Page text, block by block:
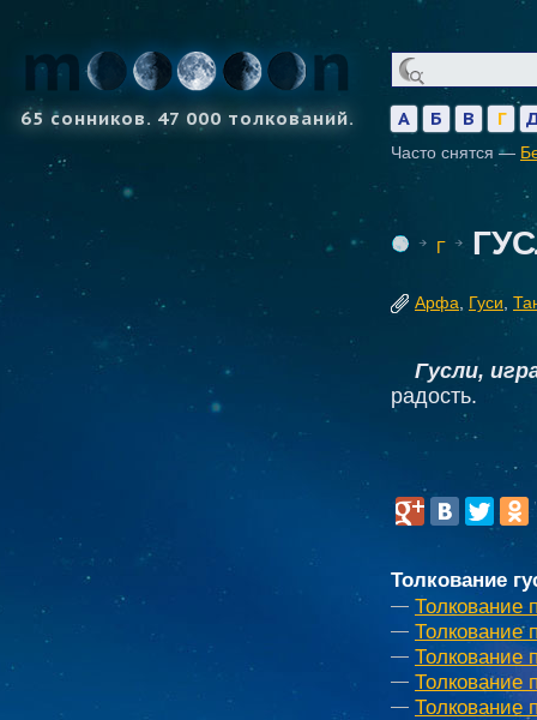
65 сонников. 47 000 толкований. А Б В Г
Часто снятся —
Г
Арфа Гуси
Гусли,
радость.
Толкование
Толкование
Толкование
Толкование
Толкование
Толкование